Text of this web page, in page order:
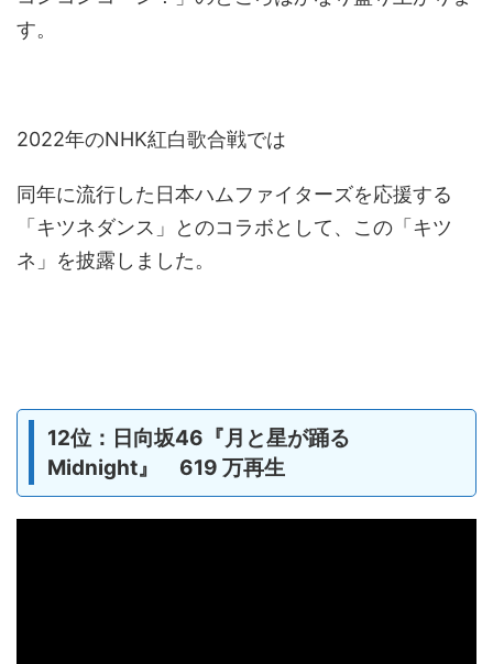
す。
2022年のNHK紅白歌合戦では
同年に流行した日本ハムファイターズを応援する
「キツネダンス」とのコラボとして、この「キツ
ネ」を披露しました。
12位：日向坂46『月と星が踊る
Midnight』 619 万再生